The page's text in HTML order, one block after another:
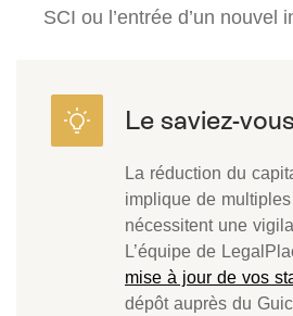
SCI ou l’entrée d’un nouvel
La réduction du
implique de
nécessitent une
L’équipe de
mise à jour de vos
dépôt auprès du